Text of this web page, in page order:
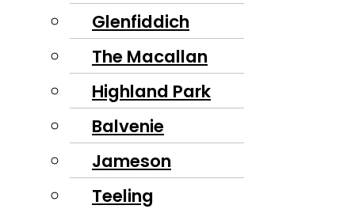
Glenfiddich
The Macallan
Highland Park
Balvenie
Jameson
Teeling